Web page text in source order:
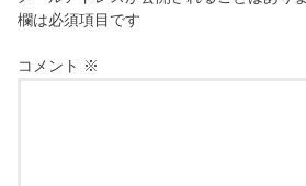
欄は必須項目です
コメント ※